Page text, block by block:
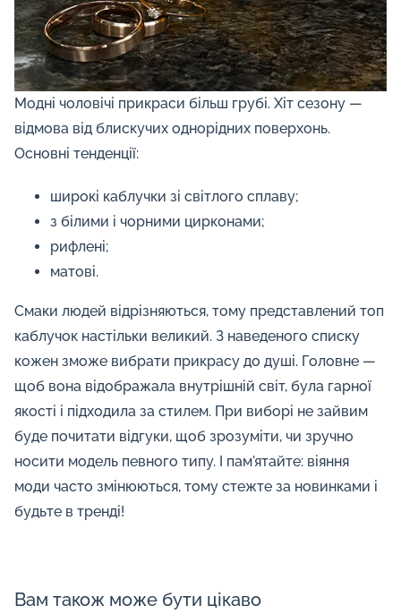
Модні чоловічі прикраси більш грубі. Хіт сезону —
відмова від блискучих однорідних поверхонь.
Основні тенденції:
широкі каблучки зі світлого сплаву;
з білими і чорними цирконами;
рифлені;
матові.
Смаки людей відрізняються, тому представлений топ
каблучок настільки великий. З наведеного списку
кожен зможе вибрати прикрасу до душі. Головне —
щоб вона відображала внутрішній світ, була гарної
якості і підходила за стилем. При виборі не зайвим
буде почитати відгуки, щоб зрозуміти, чи зручно
носити модель певного типу. І пам'ятайте: віяння
моди часто змінюються, тому стежте за новинками і
будьте в тренді!
Вам також може бути цікаво